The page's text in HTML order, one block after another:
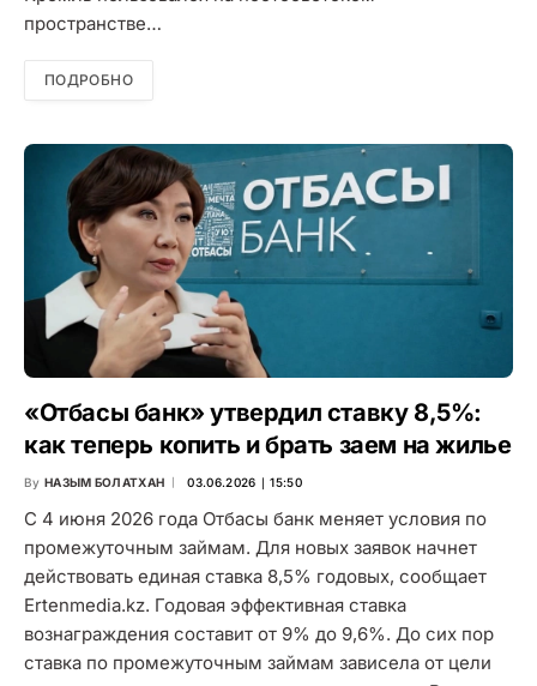
пространстве…
ПОДРОБНО
«Отбасы банк» утвердил ставку 8,5%:
как теперь копить и брать заем на жилье
By НАЗЫМ БОЛАТХАН 03.06.2026 ∣ 15:50
С 4 июня 2026 года Отбасы банк меняет условия по
промежуточным займам. Для новых заявок начнет
действовать единая ставка 8,5% годовых, сообщает
Ertenmedia.kz. Годовая эффективная ставка
вознаграждения составит от 9% до 9,6%. До сих пор
ставка по промежуточным займам зависела от цели